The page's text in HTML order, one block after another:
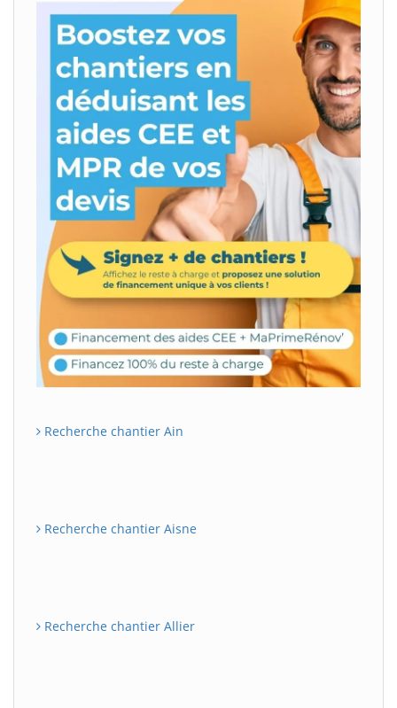
Recherche chantier Ain
Recherche chantier Aisne
Recherche chantier Allier